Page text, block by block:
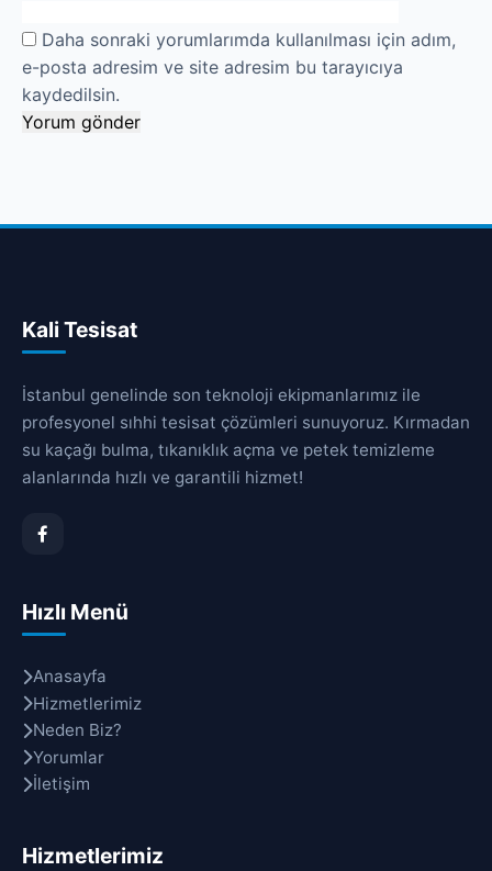
Daha sonraki yorumlarımda kullanılması için adım,
e-posta adresim ve site adresim bu tarayıcıya
kaydedilsin.
Kali Tesisat
İstanbul genelinde son teknoloji ekipmanlarımız ile
profesyonel sıhhi tesisat çözümleri sunuyoruz. Kırmadan
su kaçağı bulma, tıkanıklık açma ve petek temizleme
alanlarında hızlı ve garantili hizmet!
Hızlı Menü
Anasayfa
Hizmetlerimiz
Neden Biz?
Yorumlar
İletişim
Hizmetlerimiz